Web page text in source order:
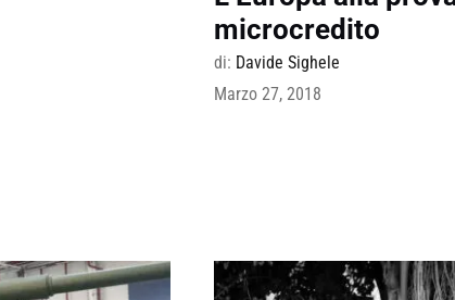
microcredito
di: Davide Sighele
Marzo 27, 2018